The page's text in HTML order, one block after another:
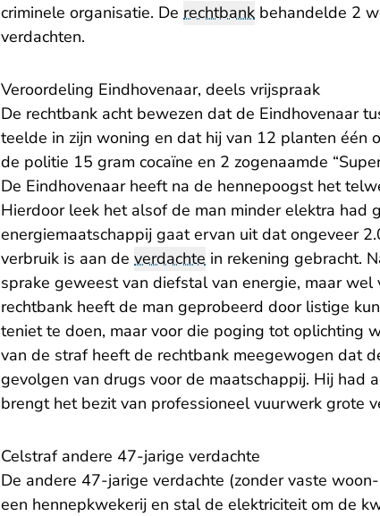
criminele organisatie. De rechtbank behandelde 2
verdachten.
Veroordeling Eindhovenaar, deels vrijspraak
De rechtbank acht bewezen dat de Eindhovenaar
teelde in zijn woning en dat hij van 12 planten één
de politie 15 gram cocaïne en 2 zogenaamde
De Eindhovenaar heeft na de hennepoogst het
Hierdoor leek het alsof de man minder elektra had
energiemaatschappij gaat ervan uit dat ongeveer
verbruik is aan de verdachte in rekening gebracht.
sprake geweest van diefstal van energie, maar
rechtbank heeft de man geprobeerd door listige
teniet te doen, maar voor die poging tot oplichting
van de straf heeft de rechtbank meegewogen dat
gevolgen van drugs voor de maatschappij. Hij had
brengt het bezit van professioneel vuurwerk grote
Celstraf andere 47-jarige verdachte
De andere 47-jarige verdachte (zonder vaste
een hennepkwekerij en stal de elektriciteit om de